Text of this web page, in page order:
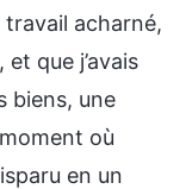
acharné,
et que j’avais
biens, une
où
en un